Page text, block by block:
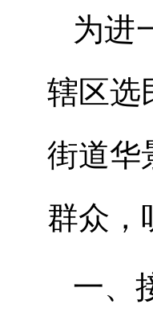
为进
辖区选
街道华
群众，
一、